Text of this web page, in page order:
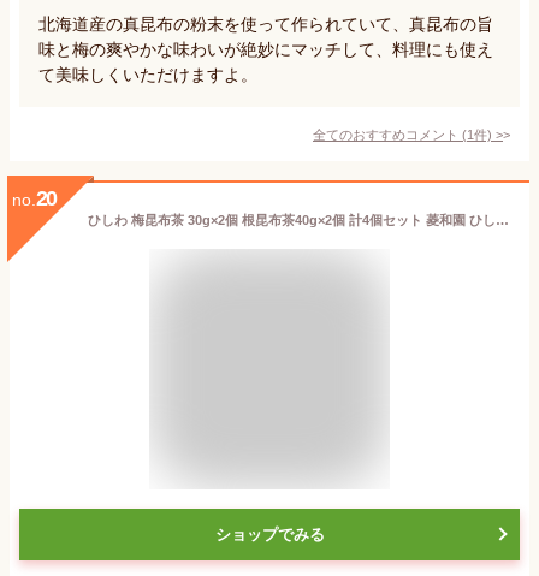
北海道産の真昆布の粉末を使って作られていて、真昆布の旨
味と梅の爽やかな味わいが絶妙にマッチして、料理にも使え
て美味しくいただけますよ。
全てのおすすめコメント (1件) >
no. 20
ひしわ 梅昆布茶 30g×2個 根昆布茶40g×2個 計4個セット 菱和園 ひしわ園 無添加昆布茶 アミノ酸不使用昆布茶 化学調味料不使用昆布茶 添加物不使用昆布茶 美味しい昆布茶 旨い昆布茶 昆布茶 梅昆布 日高産根昆布 紀州南高梅 【ネコポス】
ショップでみる